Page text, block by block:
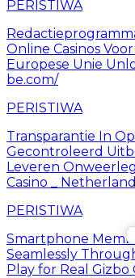
PERISTIWA
Online Casinos
Europese Unie
be.com/
PERISTIWA
Transparantie In
Gecontroleerd
Leveren
Casino _
PERISTIWA
Smartphone
Seamlessly
Play for Real Gizbo